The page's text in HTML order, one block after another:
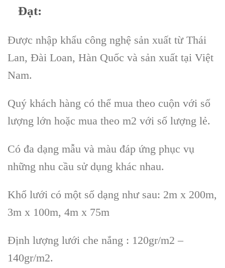
Đạt:
Được nhập khẩu công nghệ sản xuất từ Thái
Lan, Đài Loan, Hàn Quốc và sản xuất tại Việt
Nam.
Quý khách hàng có thể mua theo cuộn với số
lượng lớn hoặc mua theo m2 với số lượng lẻ.
Có đa dạng mẫu và màu đáp ứng phục vụ
những nhu cầu sử dụng khác nhau.
Khổ lưới có một số dạng như sau: 2m x 200m,
3m x 100m, 4m x 75m
Định lượng lưới che nắng : 120gr/m2 –
140gr/m2.